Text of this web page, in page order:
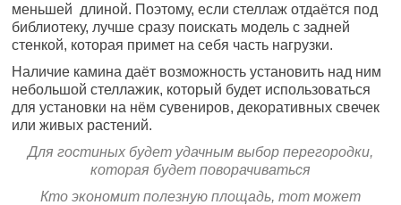
меньшей длиной. Поэтому, если стеллаж отдаётся под
библиотеку, лучше сразу поискать модель с задней
стенкой, которая примет на себя часть нагрузки.
Наличие камина даёт возможность установить над ним
небольшой стеллажик, который будет использоваться
для установки на нём сувениров, декоративных свечек
или живых растений.
Для гостиных будет удачным выбор перегородки,
которая будет поворачиваться
Кто экономит полезную площадь, тот может